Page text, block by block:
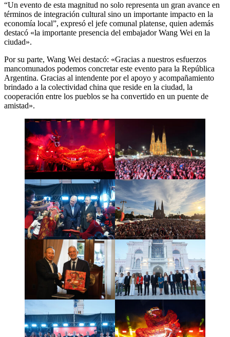
“Un evento de esta magnitud no solo representa un gran avance en
términos de integración cultural sino un importante impacto en la
economía local”, expresó el jefe comunal platense, quien además
destacó «la importante presencia del embajador Wang Wei en la
ciudad».
Por su parte, Wang Wei destacó: «Gracias a nuestros esfuerzos
mancomunados podemos concretar este evento para la República
Argentina. Gracias al intendente por el apoyo y acompañamiento
brindado a la colectividad china que reside en la ciudad, la
cooperación entre los pueblos se ha convertido en un puente de
amistad».